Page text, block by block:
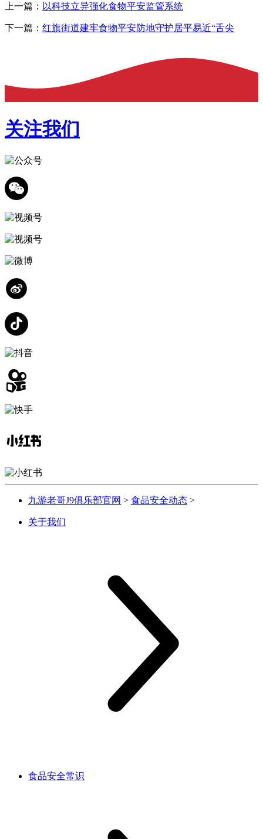
上一篇： 以科技立异强化食物平安监管系统
下一篇： 红旗街道建牢食物平安防地守护居平易近“舌尖
关注我们
九游老哥J9俱乐部官网 > 食品安全动态 >
关于我们
食品安全常识